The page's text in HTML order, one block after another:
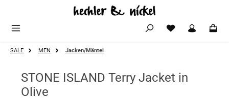
Zum Hauptinhalt springen
SALE MEN Jacken/Mäntel
STONE ISLAND Terry Jacket in
Olive